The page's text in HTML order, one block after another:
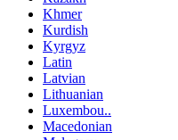
Khmer
Kurdish
Kyrgyz
Latin
Latvian
Lithuanian
Luxembou..
Macedonian